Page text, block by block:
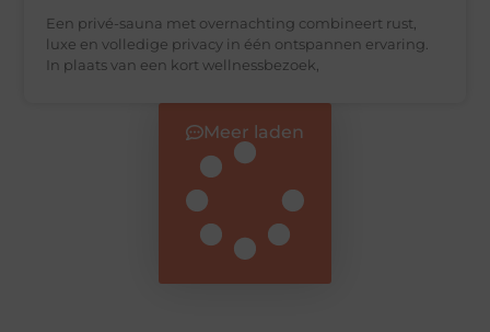
Een privé-sauna met overnachting combineert rust,
luxe en volledige privacy in één ontspannen ervaring.
In plaats van een kort wellnessbezoek,
Meer laden